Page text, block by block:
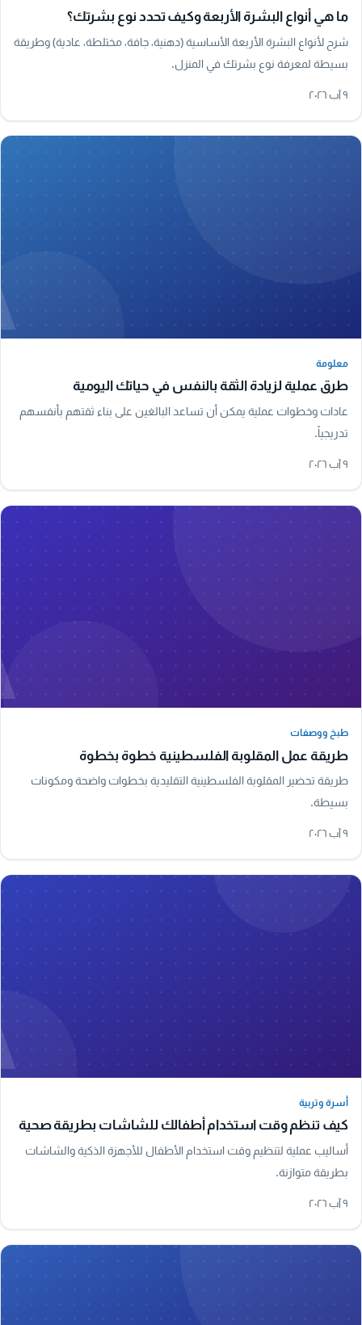
ما هي أنواع البشرة الأربعة وكيف تحدد نوع بشرتك؟
شرح لأنواع البشرة الأربعة الأساسية (دهنية، جافة، مختلطة، عادية) وطريقة
بسيطة لمعرفة نوع بشرتك في المنزل.
٩ آب ٢٠٢٦
معلومة
طرق عملية لزيادة الثقة بالنفس في حياتك اليومية
عادات وخطوات عملية يمكن أن تساعد البالغين على بناء ثقتهم بأنفسهم
تدريجياً.
٩ آب ٢٠٢٦
طبخ ووصفات
طريقة عمل المقلوبة الفلسطينية خطوة بخطوة
طريقة تحضير المقلوبة الفلسطينية التقليدية بخطوات واضحة ومكونات
بسيطة.
٩ آب ٢٠٢٦
أسرة وتربية
كيف تنظم وقت استخدام أطفالك للشاشات بطريقة صحية
أساليب عملية لتنظيم وقت استخدام الأطفال للأجهزة الذكية والشاشات
بطريقة متوازنة.
٩ آب ٢٠٢٦